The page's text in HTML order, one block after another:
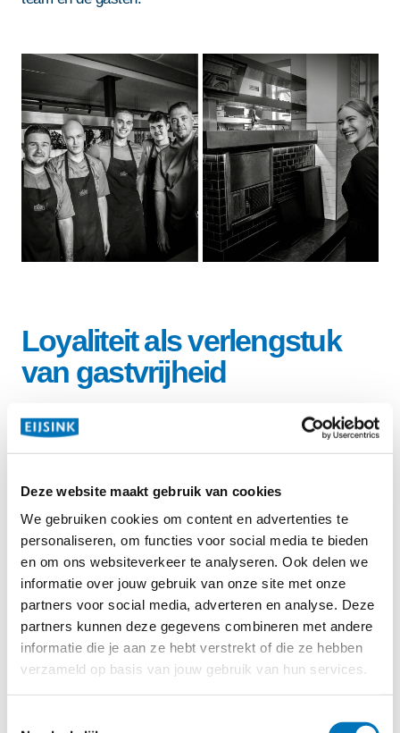
Deze website maakt gebruik van cookies
We gebruiken cookies om content en advertenties te
personaliseren, om functies voor social media te bieden
en om ons websiteverkeer te analyseren. Ook delen we
informatie over jouw gebruik van onze site met onze
partners voor social media, adverteren en analyse. Deze
partners kunnen deze gegevens combineren met andere
informatie die je aan ze hebt verstrekt of die ze hebben
verzameld op basis van jouw gebruik van hun services.
Loyaliteit als verlengstuk
van gastvrijheid
Een belangrijke toevoeging in het afgelopen jaar is het
loyaltyprogramma
van Eijsink. Voor Restaurant Ledeboer
van hoe Rick gastvrijheid benadert. Het programma
maakt het mogelijk om vaste gasten te herkennen, te
belonen en op een persoonlijke manier aan het restaurant
te binden.
Gasten sparen automatisch bij hun bezoek en kunnen
hun punten eenvoudig verzilveren. Denk aan beloningen,
extra’s of attenties die passen bij het niveau en de
beleving van Ledeboer. Alles verloopt via het
waardoor het aan tafel natuurlijk en persoonlijk blijft.